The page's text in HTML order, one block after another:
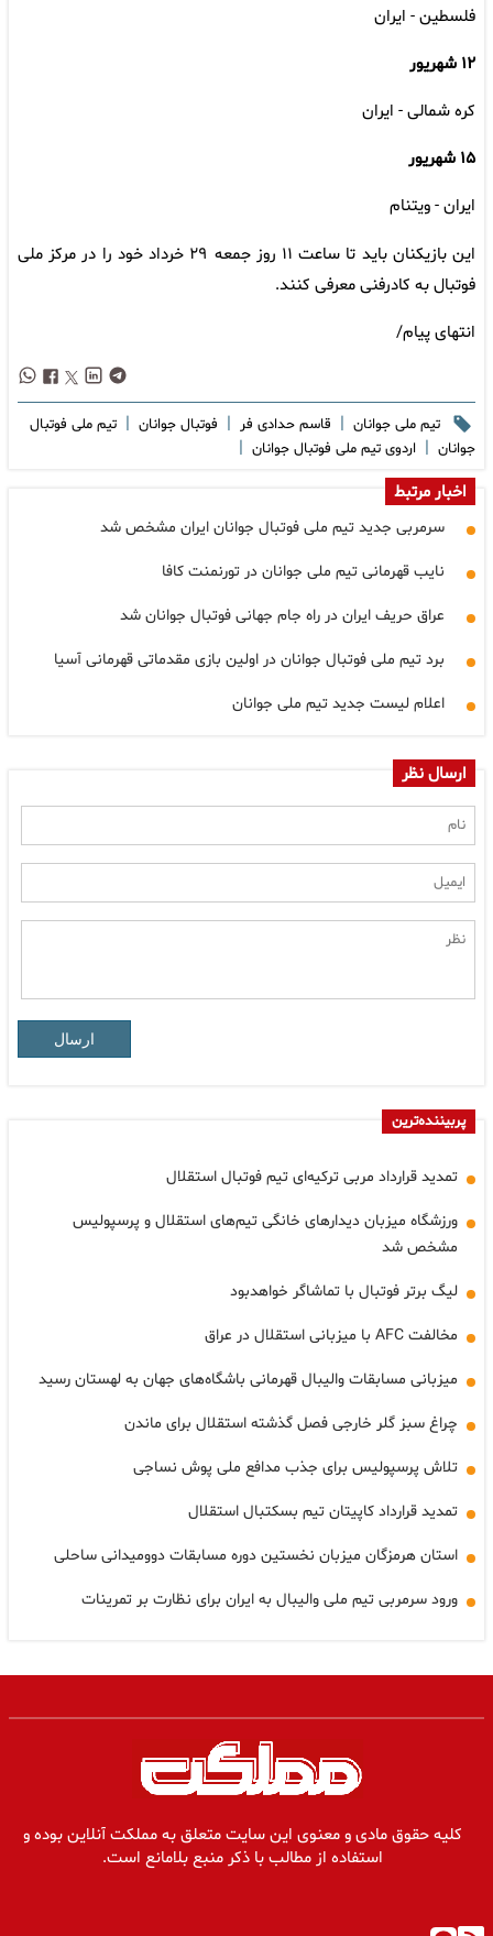
فلسطین - ایران
۱۲ شهریور
کره شمالی - ایران
۱۵ شهریور
ایران - ویتنام
این بازیکنان باید تا ساعت ۱۱ روز جمعه ۲۹ خرداد خود را در مرکز ملی
فوتبال به کادرفنی معرفی کنند.
انتهای پیام/
تیم ملی جوانان | قاسم حدادی فر | فوتبال جوانان | تیم ملی فوتبال
جوانان | اردوی تیم ملی فوتبال جوانان |
اخبار مرتبط
سرمربی جدید تیم ملی فوتبال جوانان ایران مشخص شد
نایب قهرمانی تیم ملی جوانان در تورنمنت کافا
عراق حریف ایران در راه جام جهانی فوتبال جوانان شد
برد تیم ملی فوتبال جوانان در اولین بازی مقدماتی قهرمانی آسیا
اعلام لیست جدید تیم ملی جوانان
ارسال نظر
ارسال
پربیننده‌ترین
تمدید قرارداد مربی ترکیه‌ای تیم فوتبال استقلال
ورزشگاه میزبان دیدارهای خانگی تیم‌های استقلال و پرسپولیس
مشخص شد
لیگ برتر فوتبال با تماشاگر خواهدبود
مخالفت AFC با میزبانی استقلال در عراق
میزبانی مسابقات والیبال قهرمانی باشگاه‌های جهان به لهستان رسید
چراغ سبز گلر خارجی فصل گذشته استقلال برای ماندن
تلاش پرسپولیس برای جذب مدافع ملی پوش نساجی
تمدید قرارداد کاپیتان تیم بسکتبال استقلال
استان هرمزگان میزبان نخستین دوره مسابقات دوومیدانی ساحلی
ورود سرمربی تیم ملی والیبال به ایران برای نظارت بر تمرینات
کلیه حقوق مادی و معنوی این سایت متعلق به مملکت آنلاین بوده و
استفاده از مطالب با ذکر منبع بلامانع است.